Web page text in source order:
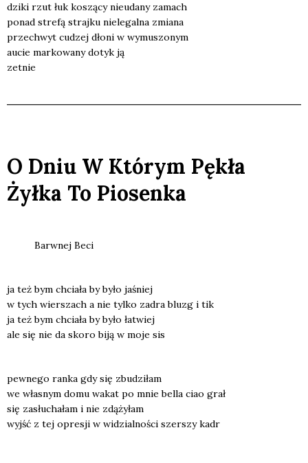
dzi­ki rzut łuk koszą­cy nie­uda­ny zamach
ponad stre­fą straj­ku nie­le­gal­na zmia­na
prze­chwyt cudzej dło­ni w wymu­szo­nym
aucie mar­ko­wa­ny dotyk ją
zetnie
O Dniu W Którym Pękła
Żyłka To Piosenka
Barw­nej Beci
ja też bym chcia­ła by było jaśniej
w tych wier­szach a nie tyl­ko zadra bluzg i tik
ja też bym chcia­ła by było łatwiej
ale się nie da sko­ro biją w moje sis
pew­ne­go ran­ka gdy się zbu­dzi­łam
we wła­snym domu wakat po mnie bel­la ciao grał
się zasłu­cha­łam i nie zdą­ży­łam
wyjść z tej opre­sji w widzial­no­ści szer­szy kadr